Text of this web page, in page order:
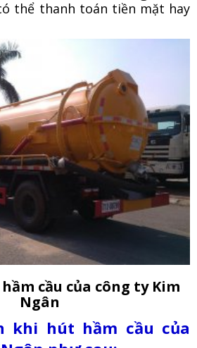
thể thanh toán tiền mặt hay
cầu của công ty Kim
Ngân
khi hút hầm cầu của